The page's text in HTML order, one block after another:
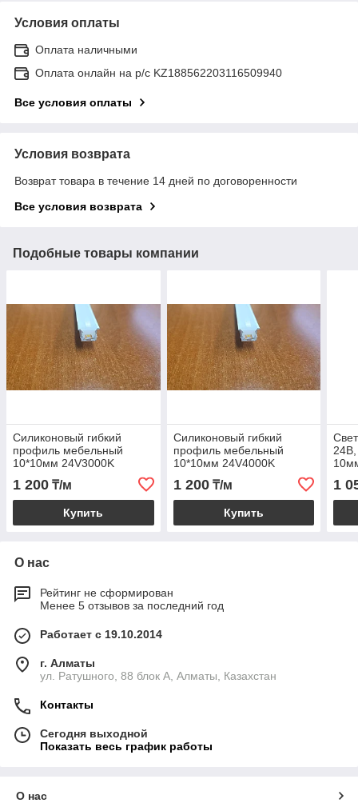
Условия оплаты
Оплата наличными
Оплата онлайн на р/с KZ188562203116509940
Все условия оплаты
Условия возврата
Возврат товара в течение 14 дней по договоренности
Все условия возврата
Подобные товары компании
Силиконовый гибкий
профиль мебельный
10*10мм 24V3000K
1 200 ₸/м
Купить
Силиконовый гибкий
профиль мебельный
10*10мм 24V4000K
1 200₸/м
Купить
1
О нас
Рейтинг не сформирован
Менее 5 отзывов за последний год
Работает с 19.10.2014
г. Алматы
ул. Ратушного, 88 блок A, Алматы, Казахстан
Контакты
Сегодня выходной
Показать весь график работы
О нас